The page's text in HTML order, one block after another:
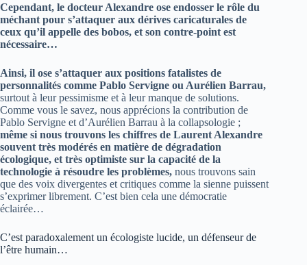
Cependant, le docteur Alexandre ose endosser le rôle du
méchant pour s’attaquer aux dérives caricaturales de
ceux qu’il appelle des bobos, et son contre-point est
nécessaire…
Ainsi, il ose s’attaquer aux positions fatalistes de
personnalités comme Pablo Servigne ou Aurélien Barrau,
surtout à leur pessimisme et à leur manque de solutions.
Comme vous le savez, nous apprécions la contribution de
Pablo Servigne et d’Aurélien Barrau à la collapsologie ;
même si nous trouvons les chiffres de Laurent Alexandre
souvent très modérés en matière de dégradation
écologique, et très optimiste sur la capacité de la
technologie à résoudre les problèmes, nous trouvons sain
que des voix divergentes et critiques comme la sienne puissent
s’exprimer librement. C’est bien cela une démocratie
éclairée…
C’est paradoxalement un écologiste lucide, un défenseur de
l’être humain…